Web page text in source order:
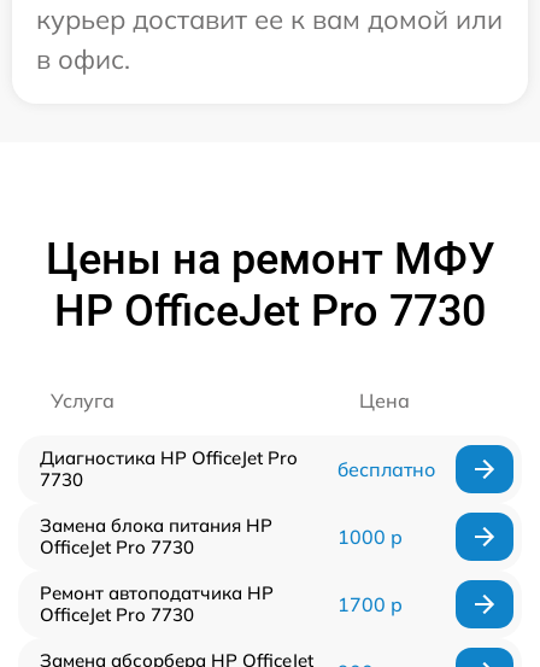
курьер доставит ее к вам домой или
в офис.
Цены на ремонт МФУ
HP OfficeJet Pro 7730
Услуга Цена
Диагностика HP OfficeJet Pro
7730
бесплатно
Замена блока питания HP
OfficeJet Pro 7730
1000 р
Ремонт автоподатчика HP
OfficeJet Pro 7730
1700 р
Замена абсорбера HP OfficeJet